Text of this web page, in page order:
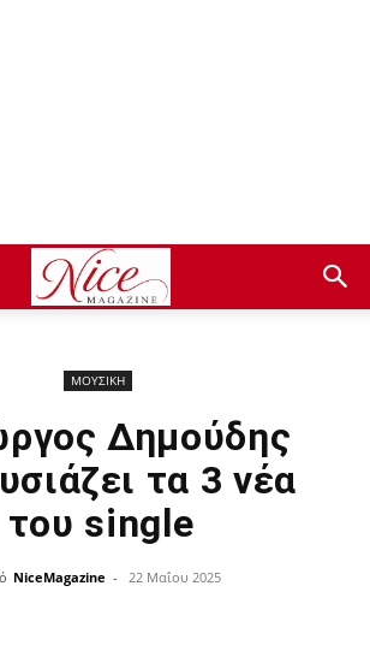
ΜΟΥΣΙΚΗ
Δημούδης
τα 3 νέα
του single
NiceMagazine - 22 Μαΐου 2025